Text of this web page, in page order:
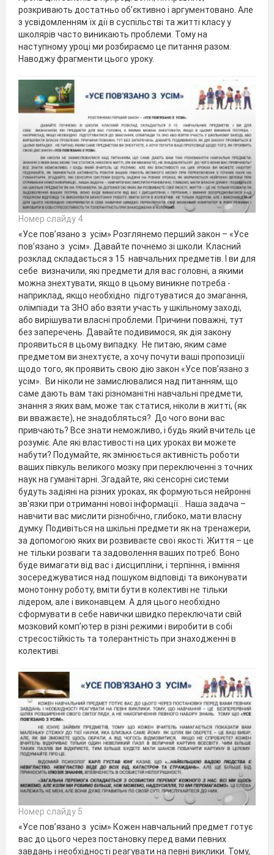
розкривають достатньо об’єктивно і аргументовано. Але
з усвідомленням їх дії в суспільстві та житті класу у
школярів часто виникають проблеми. Тому на
наступному уроці ми розбираємо це питання разом.
Наводжу фрагменти цього уроку.
Номер слайду 4
«Усе пов’язано з усім» Розглянемо перший закон – «Усе
пов’язано з усім». Давайте почнемо зі школи. Класний
розклад складається з 15 навчальних предметів. І ви для
себе визначили, які предмети для вас головні, а якими
можна знехтувати, якщо в цьому виникне потреба -
наприклад, якщо необхідно підготуватися до змагання,
олімпіади та ЗНО або взяти участь у шкільному заході,
або вирішувати власні проблеми. Причини поважні, тут
без заперечень. Давайте подивимося, як дія закону
проявиться в цьому випадку. Не питаю, яким саме
предметом ви знехтуєте, а хочу почути ваші пропозиції
щодо того, як проявить свою дію закон «Усе пов’язано з
усім». Ви ніколи не замислювалися над питанням, що
саме дають вам такі різноманітні навчальні предмети,
знання з яких вам, може так статися, ніколи в житті, (як
ви вважаєте), не знадобляться? До чого вони вас
привчають? Все знати неможливо, і будь який вчитель це
розуміє. Але які властивості на цих уроках ви можете
набути? Подумайте, як змінюється активність роботи
ваших півкуль великого мозку при переключенні з точних
наук на гуманітарні. Згадайте, які сенсорні системи
будуть задіяні на різних уроках, як формуються нейронні
зв'язки при отриманні нової інформації… Наша задача –
навчити вас мислити різнобічно, глибоко, мати власну
думку. Подивіться на шкільні предмети як на тренажери,
за допомогою яких ви розвиваєте свої якості. Життя – це
не тільки розваги та задоволення ваших потреб. Воно
буде вимагати від вас і дисципліни, і терпіння, і вміння
зосереджуватися над пошуком відповіді та виконувати
монотонну роботу, вміти бути в колективі не тільки
лідером, але і виконавцем. А для цього необхідно
сформувати в себе навички швидко переключати свій
мозковий комп’ютер в різні режими і виробити в собі
стресостійкість та толерантність при знаходженні в
колективі.
Номер слайду 5
«Усе пов’язано з усім» Кожен навчальний предмет готує
вас до цього через постановку перед вами певних
завдань і необхідності реагувати на певні виклики. Тому,